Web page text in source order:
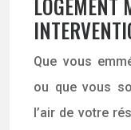
LOGEMENT
Que vous
ou que vous
l’air de votre